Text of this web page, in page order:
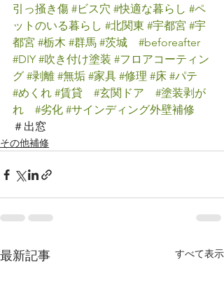
引っ掻き傷 #ビス穴 #快適な暮らし #ペ
ットのいる暮らし #北関東 #宇都宮 #宇
都宮 #栃木 #群馬 #茨城
#beforeafter
#DIY #吹き付け塗装 #フロアコーティン
グ #剥離 #無垢 #家具 #修理 #床 #パテ
#めくれ #賃貸 #玄関ドア
#塗装剥が
れ
#劣化 #サインディング外壁補修
＃出窓
その他補修
最新記事 すべて表示